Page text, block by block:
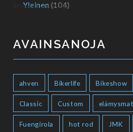
Yleinen (104)
AVAINSANOJA
ahven Bikerlife Bikeshow
Classic Custom
Fuengirola hot rod JMK